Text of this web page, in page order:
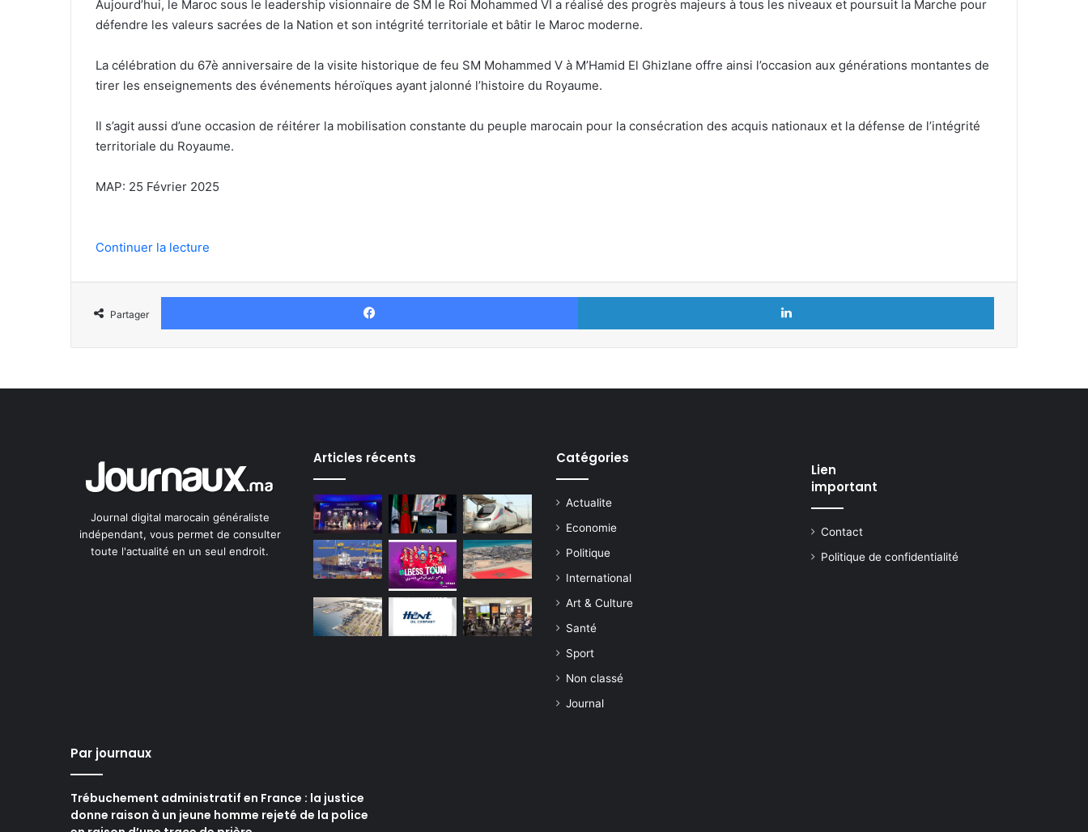
Aujourd’hui, le Maroc sous le leadership visionnaire de SM le Roi Mohammed VI a réalisé des progrès majeurs à tous les niveaux et poursuit la Marche pour
défendre les valeurs sacrées de la Nation et son intégrité territoriale et bâtir le Maroc moderne.
La célébration du 67è anniversaire de la visite historique de feu SM Mohammed V à M’Hamid El Ghizlane offre ainsi l’occasion aux générations montantes de
tirer les enseignements des événements héroïques ayant jalonné l’histoire du Royaume.
Il s’agit aussi d’une occasion de réitérer la mobilisation constante du peuple marocain pour la consécration des acquis nationaux et la défense de l’intégrité
territoriale du Royaume.
MAP: 25 Février 2025
Continuer la lecture
Partager
Facebook Linkedin
Journal digital marocain généraliste
indépendant, vous permet de consulter
toute l'actualité en un seul endroit.
Articles récents Catégories
Actualite
Economie
Politique
International
Art & Culture
Santé
Sport
Non classé
Journal
Lien
important
Contact
Politique de confidentialité
Par journaux
Trébuchement administratif en France : la justice
donne raison à un jeune homme rejeté de la police